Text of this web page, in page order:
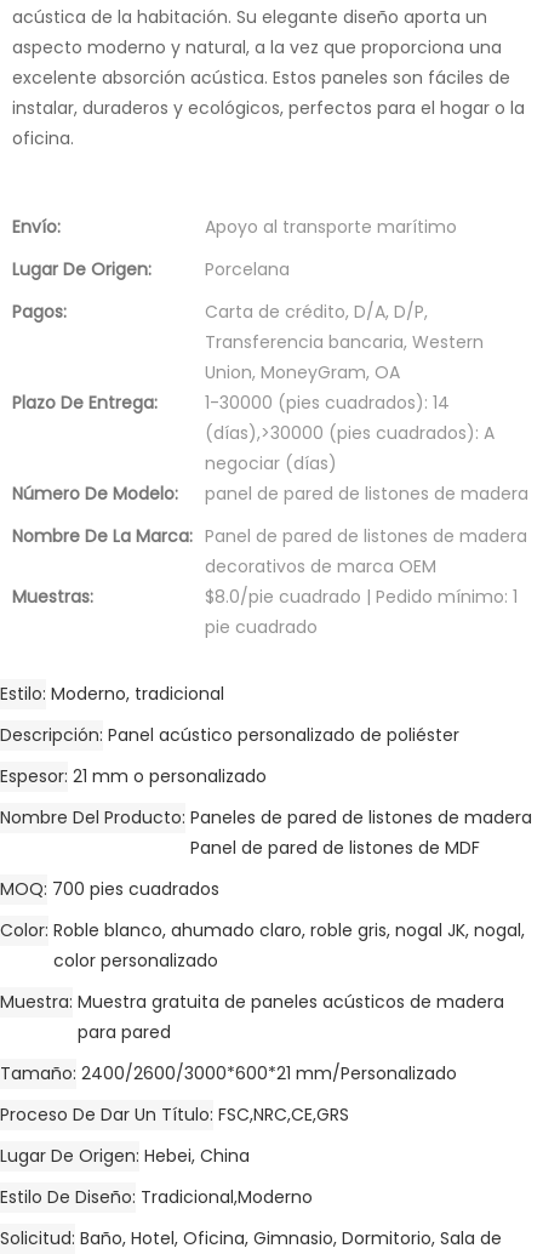
acústica de la habitación. Su elegante diseño aporta un
aspecto moderno y natural, a la vez que proporciona una
excelente absorción acústica. Estos paneles son fáciles de
instalar, duraderos y ecológicos, perfectos para el hogar o la
oficina.
Envío:
Apoyo al transporte marítimo
Lugar De Origen:
Porcelana
Pagos:
Carta de crédito, D/A, D/P,
Transferencia bancaria, Western
Union, MoneyGram, OA
Plazo De Entrega:
1-30000 (pies cuadrados): 14
(días),>30000 (pies cuadrados): A
negociar (días)
Número De Modelo:
panel de pared de listones de madera
Nombre De La Marca: Panel de pared de listones de madera
decorativos de marca OEM
Muestras:
$8.0/pie cuadrado | Pedido mínimo: 1
pie cuadrado
Estilo Moderno, tradicional
Descripción Panel acústico personalizado de poliéster
Espesor 21 mm o personalizado
Nombre Del Producto Paneles de pared de listones de madera
Panel de pared de listones de MDF
MOQ 700 pies cuadrados
Color Roble blanco, ahumado claro, roble gris, nogal JK, nogal,
color personalizado
Muestra Muestra gratuita de paneles acústicos de madera
para pared
Tamaño 2400/2600/3000*600*21 mm/Personalizado
Proceso De Dar Un Título FSC,NRC,CE,GRS
Lugar De Origen Hebei, China
Estilo De Diseño Tradicional,Moderno
Solicitud Baño, Hotel, Oficina, Gimnasio, Dormitorio, Sala de